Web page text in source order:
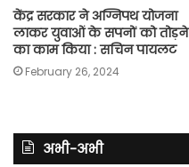
केंद्र सरकार ने अग्निपथ योजना
लाकर युवाओं के सपनों को तोड़ने
का काम किया : सचिन पायलट
February 26, 2024
अभी-अभी